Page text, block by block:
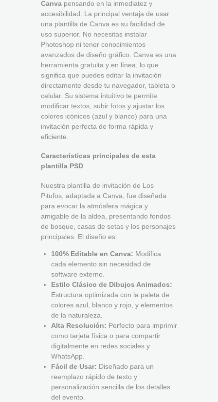
Canva pensando en la inmediatez y
accesibilidad. La principal ventaja de usar
una plantilla de Canva es su facilidad de
uso superior. No necesitas instalar
Photoshop ni tener conocimientos
avanzados de diseño gráfico. Canva es una
herramienta gratuita y en línea, lo que
significa que puedes editar la invitación
directamente desde tu navegador, tableta o
celular. Su sistema intuitivo te permite
modificar textos, subir fotos y ajustar los
colores icónicos (azul y blanco) para una
invitación perfecta de forma rápida y
eficiente.
Características principales de esta
plantilla PSD
Nuestra plantilla de invitación de Los
Pitufos, adaptada a Canva, fue diseñada
para evocar la atmósfera mágica y
amigable de la aldea, presentando fondos
de bosque, casas de setas y los personajes
principales. El diseño es:
100% Editable en Canva: Modifica
cada elemento sin necesidad de
software externo.
Estilo Clásico de Dibujos Animados:
Estructura optimizada con la paleta de
colores azul, blanco y rojo, y elementos
de la naturaleza.
Alta Resolución: Perfecto para imprimir
como tarjeta física o para compartir
digitalmente en redes sociales y
WhatsApp.
Fácil de Usar: Diseñado para un
reemplazo rápido de texto y
personalización sencilla de los detalles
del evento.